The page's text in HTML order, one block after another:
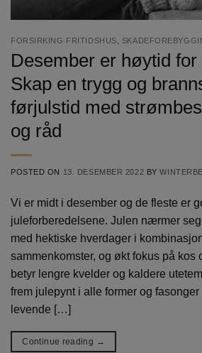
FORSIRKING FRITIDSHUS
Desember er høytid for
Skap en trygg og
førjulstid med
og råd
POSTED ON 13. DESEMBER 2022 BY
Vi er midt i desember og de fleste er
juleforberedelsene. Julen nærmer
med hektiske hverdager i
sammenkomster, og økt fokus på kos
betyr lengre kvelder og kaldere
frem julepynt i alle former og
levende […]
Continue reading →